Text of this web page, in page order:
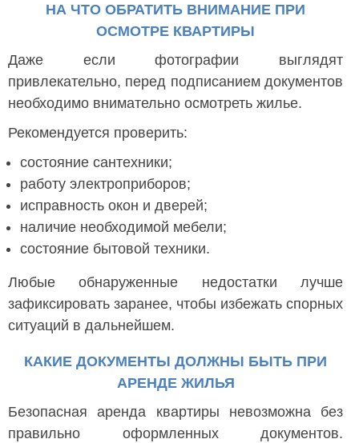
НА ЧТО ОБРАТИТЬ ВНИМАНИЕ ПРИ
ОСМОТРЕ КВАРТИРЫ
Даже если фотографии выглядят
привлекательно, перед подписанием документов
необходимо внимательно осмотреть жилье.
Рекомендуется проверить:
состояние сантехники;
работу электроприборов;
исправность окон и дверей;
наличие необходимой мебели;
состояние бытовой техники.
Любые обнаруженные недостатки лучше
зафиксировать заранее, чтобы избежать спорных
ситуаций в дальнейшем.
КАКИЕ ДОКУМЕНТЫ ДОЛЖНЫ БЫТЬ ПРИ
АРЕНДЕ ЖИЛЬЯ
Безопасная аренда квартиры невозможна без
правильно оформленных документов.